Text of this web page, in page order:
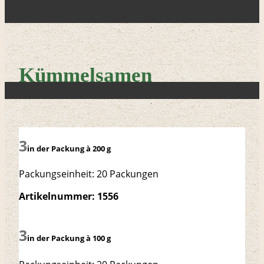
Kümmelsamen
in der Packung à 200 g
Packungseinheit: 20 Packungen
Artikelnummer: 1556
in der Packung à 100 g